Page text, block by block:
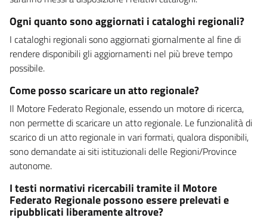
Ogni quanto sono aggiornati i cataloghi regionali?
I cataloghi regionali sono aggiornati giornalmente al fine di
rendere disponibili gli aggiornamenti nel più breve tempo
possibile.
Come posso scaricare un atto regionale?
Il Motore Federato Regionale, essendo un motore di ricerca,
non permette di scaricare un atto regionale. Le funzionalità di
scarico di un atto regionale in vari formati, qualora disponibili,
sono demandate ai siti istituzionali delle Regioni/Province
autonome.
I testi normativi ricercabili tramite il Motore
Federato Regionale possono essere prelevati e
ripubblicati liberamente altrove?